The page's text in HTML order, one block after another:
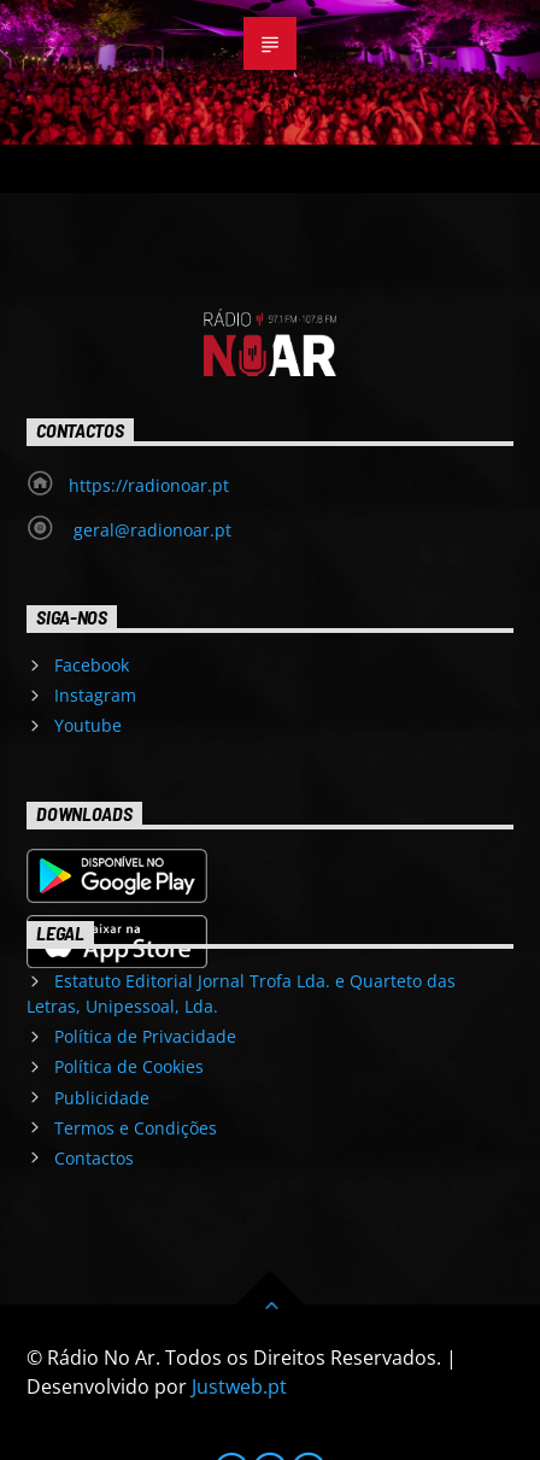
CONTACTOS
https://radionoar.pt
geral@radionoar.pt
SIGA-NOS
Facebook
Instagram
Youtube
DOWNLOADS
LEGAL
Estatuto Editorial Jornal Trofa Lda. e Quarteto das
Letras, Unipessoal, Lda.
Política de Privacidade
Política de Cookies
Publicidade
Termos e Condições
Contactos
© Rádio No Ar. Todos os Direitos Reservados. |
Desenvolvido por Justweb.pt